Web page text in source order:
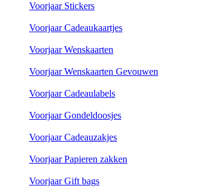
Voorjaar Stickers
Voorjaar Cadeaukaartjes
Voorjaar Wenskaarten
Voorjaar Wenskaarten Gevouwen
Voorjaar Cadeaulabels
Voorjaar Gondeldoosjes
Voorjaar Cadeauzakjes
Voorjaar Papieren zakken
Voorjaar Gift bags